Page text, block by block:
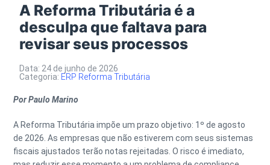
A Reforma Tributária é a
desculpa que faltava para
revisar seus processos
Data: 24 de junho de 2026
Categoria: ERP Reforma Tributária
Por Paulo Marino
A Reforma Tributária impõe um prazo objetivo: 1º de agosto
de 2026. As empresas que não estiverem com seus sistemas
fiscais ajustados terão notas rejeitadas. O risco é imediato,